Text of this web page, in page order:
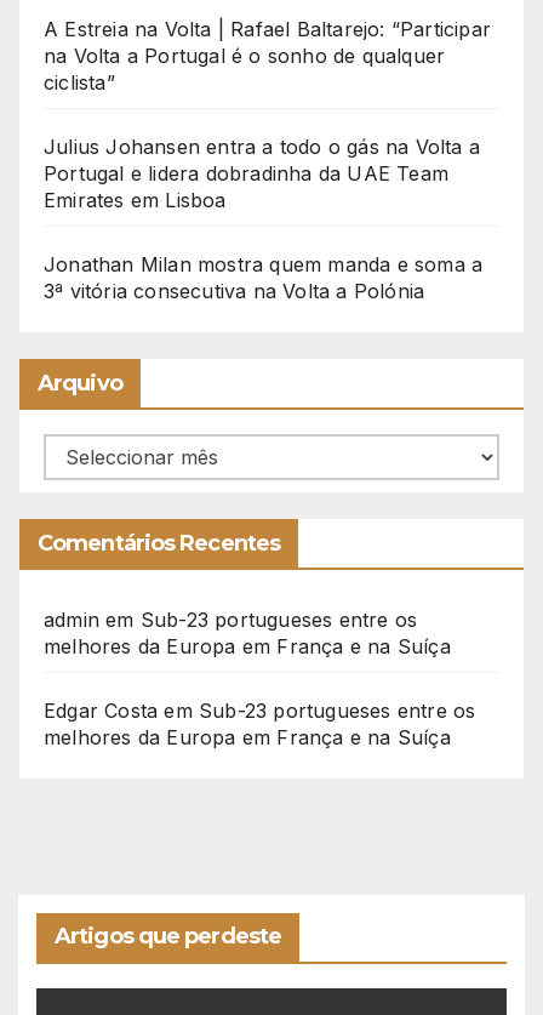
A Estreia na Volta | Rafael Baltarejo: “Participar
na Volta a Portugal é o sonho de qualquer
ciclista”
Julius Johansen entra a todo o gás na Volta a
Portugal e lidera dobradinha da UAE Team
Emirates em Lisboa
Jonathan Milan mostra quem manda e soma a
3ª vitória consecutiva na Volta a Polónia
Arquivo
Arquivo
Comentários Recentes
admin em Sub-23 portugueses entre os
melhores da Europa em França e na Suíça
Edgar Costa em Sub-23 portugueses entre os
melhores da Europa em França e na Suíça
Artigos que perdeste